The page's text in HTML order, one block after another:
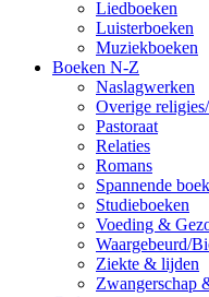
Liedboeken
Luisterboeken
Muziekboeken
Boeken N-Z
Naslagwerken
Overige
Pastoraat
Relaties
Romans
Spannende
Studieboeken
Voeding &
Waargebeurd/
Ziekte & lijden
Zwangerschap